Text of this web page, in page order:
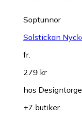
Soptunnor
Solstickan
fr.
279 kr
hos
+7 butiker